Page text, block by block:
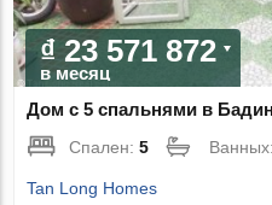
₫ 23 571 872
в месяц
Дом с 5 спальнями в
Спален:5
Tan Long Homes